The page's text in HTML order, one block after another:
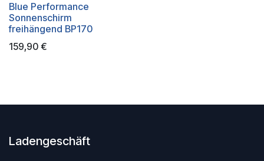
Blue Performance
Sonnenschirm
freihängend BP170
159,90 €
Ladengeschäft